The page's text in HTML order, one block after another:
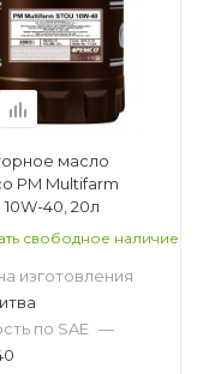
масло
PM Multifarm
10W-40, 20л
свободное наличие
изготовления
по SAE —